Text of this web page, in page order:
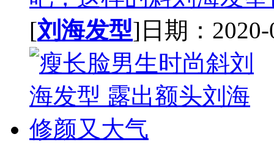
[刘海发型]日期：2020-